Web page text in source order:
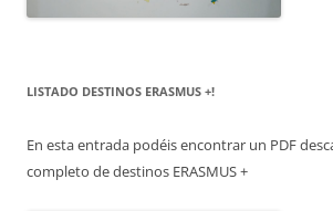
LISTADO DESTINOS ERASMUS +!
En esta entrada podéis encontrar un PDF
completo de destinos ERASMUS +